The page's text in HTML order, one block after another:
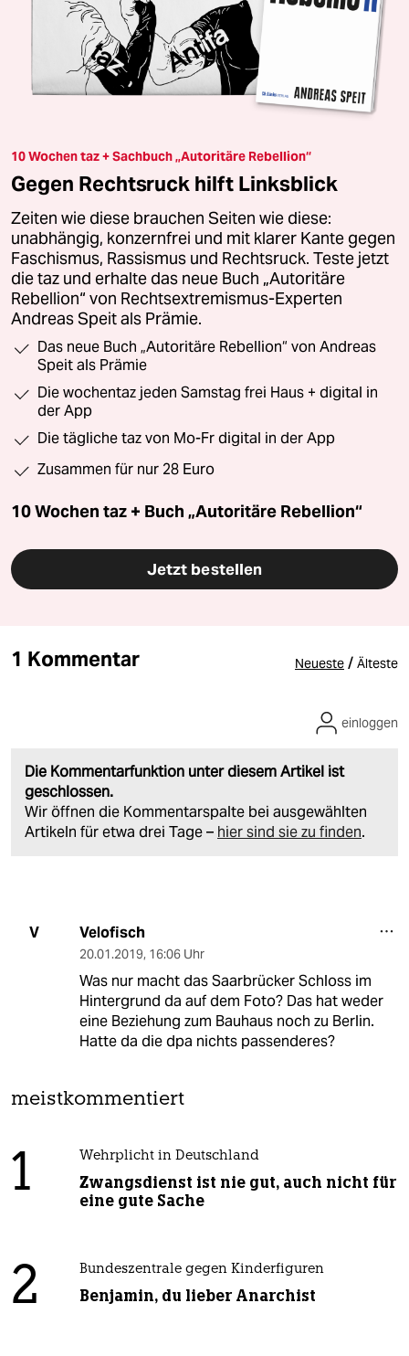
10 Wochen taz + Sachbuch „Autoritäre Rebellion“
Gegen Rechtsruck hilft Linksblick
Zeiten wie diese brauchen Seiten wie diese:
unabhängig, konzernfrei und mit klarer Kante gegen
Faschismus, Rassismus und Rechtsruck. Teste jetzt
die taz und erhalte das neue Buch „Autoritäre
Rebellion“ von Rechtsextremismus-Experten
Andreas Speit als Prämie.
Das neue Buch „Autoritäre Rebellion“ von Andreas
Speit als Prämie
Die wochentaz jeden Samstag frei Haus + digital in
der App
Die tägliche taz von Mo-Fr digital in der App
Zusammen für nur 28 Euro
10 Wochen taz + Buch „Autoritäre Rebellion“
Jetzt bestellen
1 Kommentar Neueste / Älteste
Die Kommentarfunktion unter diesem Artikel ist
geschlossen.
Wir öffnen die Kommentarspalte bei ausgewählten
Artikeln für etwa drei Tage – hier sind sie zu finden.
einloggen
V Velofisch
20.01.2019, 16:06 Uhr
Was nur macht das Saarbrücker Schloss im
Hintergrund da auf dem Foto? Das hat weder
eine Beziehung zum Bauhaus noch zu Berlin.
Hatte da die dpa nichts passenderes?
meistkommentiert
1 Wehrplicht in Deutschland
Zwangsdienst ist nie gut, auch nicht für
eine gute Sache
2 Bundeszentrale gegen Kinderfiguren
Benjamin, du lieber Anarchist